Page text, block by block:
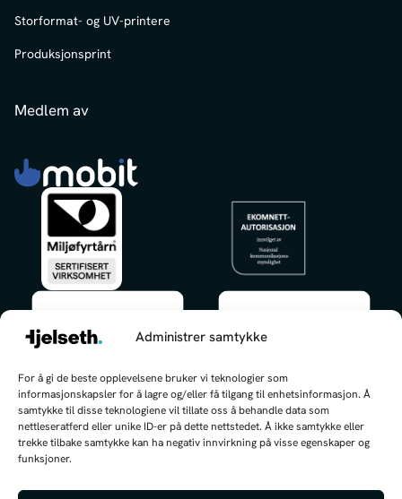
Administrer samtykke
For å gi de beste opplevelsene bruker vi teknologier som
informasjonskapsler for å lagre og/eller få tilgang til enhetsinformasjon. Å
samtykke til disse teknologiene vil tillate oss å behandle data som
nettleseratferd eller unike ID-er på dette nettstedet. Å ikke samtykke eller
trekke tilbake samtykke kan ha negativ innvirkning på visse egenskaper og
funksjoner.
Storformat- og UV-printere
Produksjonsprint
Medlem av
Hei, jeg kan hjelpe deg med å finne
frem!